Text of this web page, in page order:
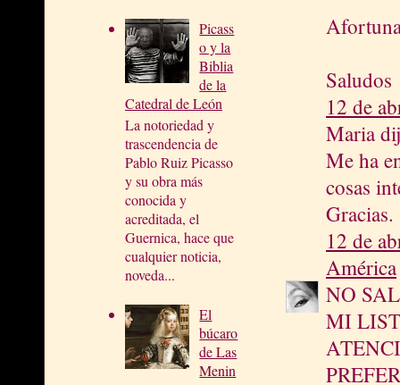
Picass
o y la
Biblia
de la
Catedral de León
La notoriedad y
trascendencia de
Pablo Ruiz Picasso
y su obra más
conocida y
acreditada, el
Guernica, hace que
cualquier noticia,
noveda...
El
búcaro
de Las
Menin
Saludos
12 de
Maria
Me ha
cosas
Gracias.
12 de
América
NO
MI